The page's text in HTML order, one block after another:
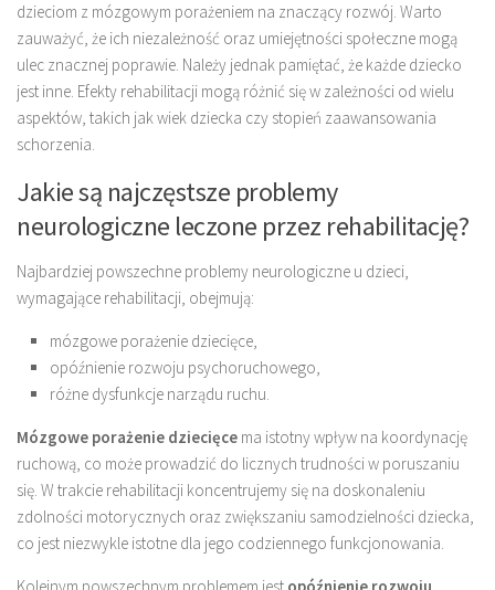
dzieciom z mózgowym porażeniem na znaczący rozwój. Warto
zauważyć, że ich niezależność oraz umiejętności społeczne mogą
ulec znacznej poprawie. Należy jednak pamiętać, że każde dziecko
jest inne. Efekty rehabilitacji mogą różnić się w zależności od wielu
aspektów, takich jak wiek dziecka czy stopień zaawansowania
schorzenia.
Jakie są najczęstsze problemy
neurologiczne leczone przez rehabilitację?
Najbardziej powszechne problemy neurologiczne u dzieci,
wymagające rehabilitacji, obejmują:
mózgowe porażenie dziecięce,
opóźnienie rozwoju psychoruchowego,
różne dysfunkcje narządu ruchu.
Mózgowe porażenie dziecięce ma istotny wpływ na koordynację
ruchową, co może prowadzić do licznych trudności w poruszaniu
się. W trakcie rehabilitacji koncentrujemy się na doskonaleniu
zdolności motorycznych oraz zwiększaniu samodzielności dziecka,
co jest niezwykle istotne dla jego codziennego funkcjonowania.